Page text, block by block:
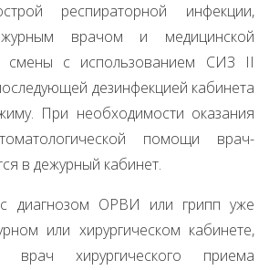
респираторной инфекции,
врачом и медицинской
смены с использованием СИЗ II
дезинфекцией кабинета
При необходимости оказания
помощи врач-
в дежурный кабинет.
диагнозом ОРВИ или грипп уже
или хирургическом кабинете,
врач хирургического приема